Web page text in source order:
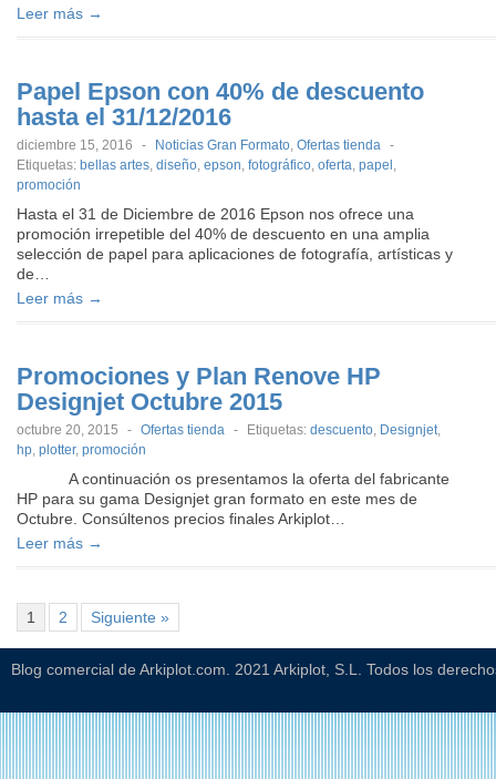
Leer más →
Papel Epson con 40% de descuento
hasta el 31/12/2016
diciembre 15, 2016 - Noticias Gran Formato, Ofertas tienda -
Etiquetas: bellas artes, diseño, epson, fotográfico, oferta, papel ,
promoción
Hasta el 31 de Diciembre de 2016 Epson nos ofrece una
promoción irrepetible del 40% de descuento en una amplia
selección de papel para aplicaciones de fotografía, artísticas y
de…
Leer más →
Promociones y Plan Renove HP
Designjet Octubre 2015
octubre 20, 2015 - Ofertas tienda - Etiquetas: descuento, Designjet,
hp, plotter, promoción
A continuación os presentamos la oferta del fabricante
HP para su gama Designjet gran formato en este mes de
Octubre. Consúltenos precios finales Arkiplot…
Leer más →
1 2 Siguiente »
Blog comercial de Arkiplot.com. 2021 Arkiplot, S.L. Todos los